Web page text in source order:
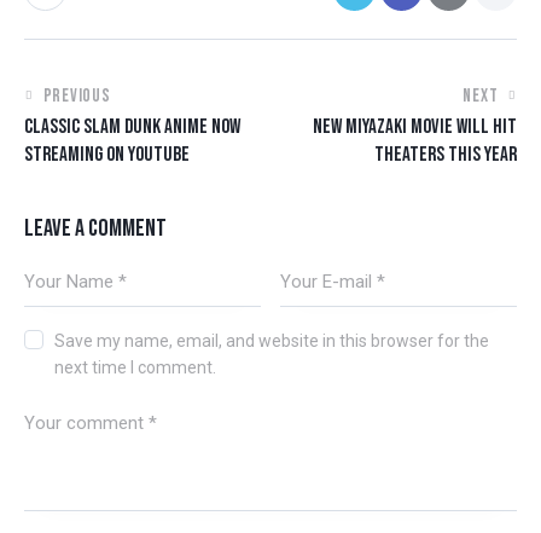
PREVIOUS
CLASSIC SLAM DUNK ANIME NOW
STREAMING ON YOUTUBE
NEXT
NEW MIYAZAKI MOVIE WILL HIT
THEATERS THIS YEAR
LEAVE A COMMENT
Save my name, email, and website in this browser for the
next time I comment.